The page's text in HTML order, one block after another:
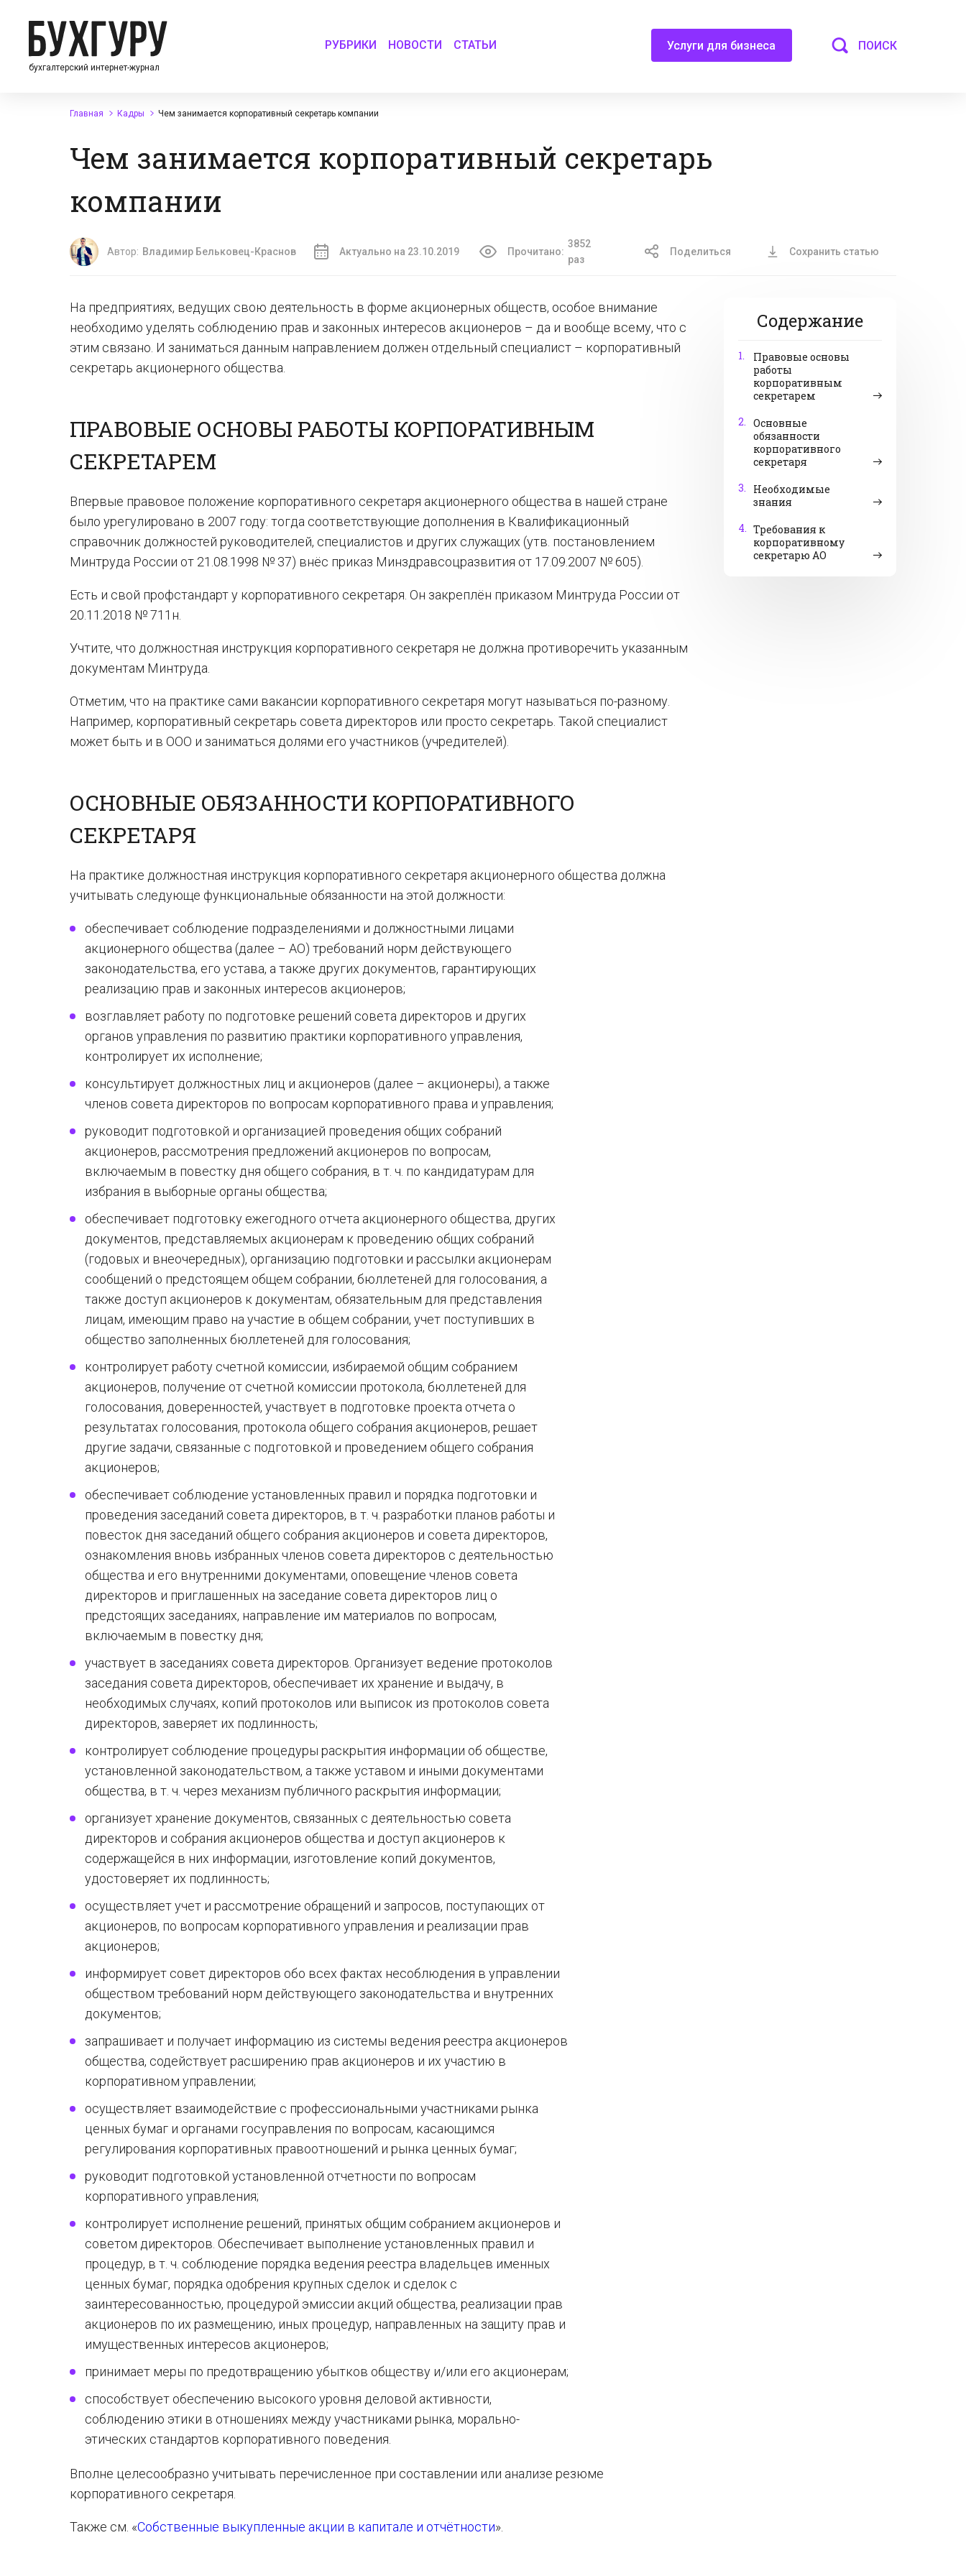
бухгалтерский интернет-журнал
РУБРИКИ НОВОСТИ СТАТЬИ Услуги для бизнеса ПОИСК
Главная Кадры Чем занимается корпоративный секретарь компании
Чем занимается корпоративный секретарь
компании
Автор: Владимир Бельковец-Краснов Актуально на 23.10.2019 Прочитано:
3852
раз
Поделиться Сохранить статью
Содержание
1.
Правовые основы
работы
корпоративным
секретарем
2. Основные
обязанности
корпоративного
секретаря
3.
Необходимые
знания
4. Требования к
корпоративному
секретарю АО
На предприятиях, ведущих свою деятельность в форме акционерных обществ, особое внимание
необходимо уделять соблюдению прав и законных интересов акционеров – да и вообще всему, что с
этим связано. И заниматься данным направлением должен отдельный специалист – корпоративный
секретарь акционерного общества.
ПРАВОВЫЕ ОСНОВЫ РАБОТЫ КОРПОРАТИВНЫМ
СЕКРЕТАРЕМ
Впервые правовое положение корпоративного секретаря акционерного общества в нашей стране
было урегулировано в 2007 году: тогда соответствующие дополнения в Квалификационный
справочник должностей руководителей, специалистов и других служащих (утв. постановлением
Минтруда России от 21.08.1998 № 37) внёс приказ Минздравсоцразвития от 17.09.2007 № 605).
Есть и свой профстандарт у корпоративного секретаря. Он закреплён приказом Минтруда России от
20.11.2018 № 711н.
Учтите, что должностная инструкция корпоративного секретаря не должна противоречить указанным
документам Минтруда.
Отметим, что на практике сами вакансии корпоративного секретаря могут называться по-разному.
Например, корпоративный секретарь совета директоров или просто секретарь. Такой специалист
может быть и в ООО и заниматься долями его участников (учредителей).
ОСНОВНЫЕ ОБЯЗАННОСТИ КОРПОРАТИВНОГО
СЕКРЕТАРЯ
На практике должностная инструкция корпоративного секретаря акционерного общества должна
учитывать следующе функциональные обязанности на этой должности:
обеспечивает соблюдение подразделениями и должностными лицами
акционерного общества (далее – АО) требований норм действующего
законодательства, его устава, а также других документов, гарантирующих
реализацию прав и законных интересов акционеров;
возглавляет работу по подготовке решений совета директоров и других
органов управления по развитию практики корпоративного управления,
контролирует их исполнение;
консультирует должностных лиц и акционеров (далее – акционеры), а также
членов совета директоров по вопросам корпоративного права и управления;
руководит подготовкой и организацией проведения общих собраний
акционеров, рассмотрения предложений акционеров по вопросам,
включаемым в повестку дня общего собрания, в т. ч. по кандидатурам для
избрания в выборные органы общества;
обеспечивает подготовку ежегодного отчета акционерного общества, других
документов, представляемых акционерам к проведению общих собраний
(годовых и внеочередных), организацию подготовки и рассылки акционерам
сообщений о предстоящем общем собрании, бюллетеней для голосования, а
также доступ акционеров к документам, обязательным для представления
лицам, имеющим право на участие в общем собрании, учет поступивших в
общество заполненных бюллетеней для голосования;
контролирует работу счетной комиссии, избираемой общим собранием
акционеров, получение от счетной комиссии протокола, бюллетеней для
голосования, доверенностей, участвует в подготовке проекта отчета о
результатах голосования, протокола общего собрания акционеров, решает
другие задачи, связанные с подготовкой и проведением общего собрания
акционеров;
обеспечивает соблюдение установленных правил и порядка подготовки и
проведения заседаний совета директоров, в т. ч. разработки планов работы и
повесток дня заседаний общего собрания акционеров и совета директоров,
ознакомления вновь избранных членов совета директоров с деятельностью
общества и его внутренними документами, оповещение членов совета
директоров и приглашенных на заседание совета директоров лиц о
предстоящих заседаниях, направление им материалов по вопросам,
включаемым в повестку дня;
участвует в заседаниях совета директоров. Организует ведение протоколов
заседания совета директоров, обеспечивает их хранение и выдачу, в
необходимых случаях, копий протоколов или выписок из протоколов совета
директоров, заверяет их подлинность;
контролирует соблюдение процедуры раскрытия информации об обществе,
установленной законодательством, а также уставом и иными документами
общества, в т. ч. через механизм публичного раскрытия информации;
организует хранение документов, связанных с деятельностью совета
директоров и собрания акционеров общества и доступ акционеров к
содержащейся в них информации, изготовление копий документов,
удостоверяет их подлинность;
осуществляет учет и рассмотрение обращений и запросов, поступающих от
акционеров, по вопросам корпоративного управления и реализации прав
акционеров;
информирует совет директоров обо всех фактах несоблюдения в управлении
обществом требований норм действующего законодательства и внутренних
документов;
запрашивает и получает информацию из системы ведения реестра акционеров
общества, содействует расширению прав акционеров и их участию в
корпоративном управлении;
осуществляет взаимодействие с профессиональными участниками рынка
ценных бумаг и органами госуправления по вопросам, касающимся
регулирования корпоративных правоотношений и рынка ценных бумаг;
руководит подготовкой установленной отчетности по вопросам
корпоративного управления;
контролирует исполнение решений, принятых общим собранием акционеров и
советом директоров. Обеспечивает выполнение установленных правил и
процедур, в т. ч. соблюдение порядка ведения реестра владельцев именных
ценных бумаг, порядка одобрения крупных сделок и сделок с
заинтересованностью, процедурой эмиссии акций общества, реализации прав
акционеров по их размещению, иных процедур, направленных на защиту прав и
имущественных интересов акционеров;
принимает меры по предотвращению убытков обществу и/или его акционерам;
способствует обеспечению высокого уровня деловой активности,
соблюдению этики в отношениях между участниками рынка, морально-
этических стандартов корпоративного поведения.
Вполне целесообразно учитывать перечисленное при составлении или анализе резюме
корпоративного секретаря.
Также см. «Cобственные выкупленные акции в капитале и отчётности».